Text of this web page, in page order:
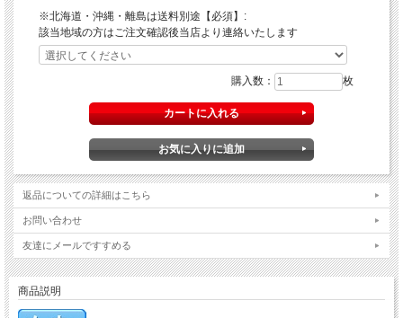
※北海道・沖縄・離島は送料別途【必須】:
該当地域の方はご注文確認後当店より連絡いたします
購入数： 枚
返品についての詳細はこちら
お問い合わせ
友達にメールですすめる
商品説明